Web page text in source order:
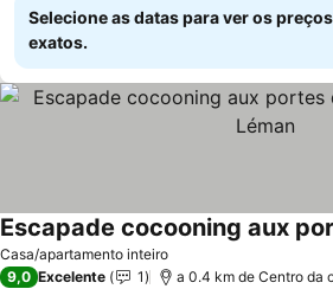
Selecione as datas para ver os preços
exatos.
Casa/apartamento inteiro
9,0 Excelente 1 a 0.4 km de Centro da